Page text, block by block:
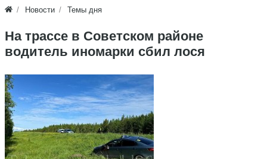
Новости Темы дня
На трассе в Советском районе
водитель иномарки сбил лося